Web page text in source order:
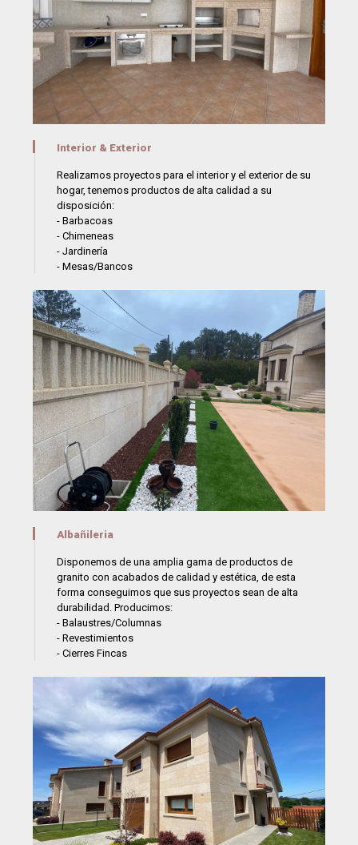
Interior & Exterior
Realizamos proyectos para el interior y el exterior de su
hogar, tenemos productos de alta calidad a su
disposición:
- Barbacoas
- Chimeneas
- Jardinería
- Mesas/Bancos
Albañileria
Disponemos de una amplia gama de productos de
granito con acabados de calidad y estética, de esta
forma conseguimos que sus proyectos sean de alta
durabilidad. Producimos:
- Balaustres/Columnas
- Revestimientos
- Cierres Fincas